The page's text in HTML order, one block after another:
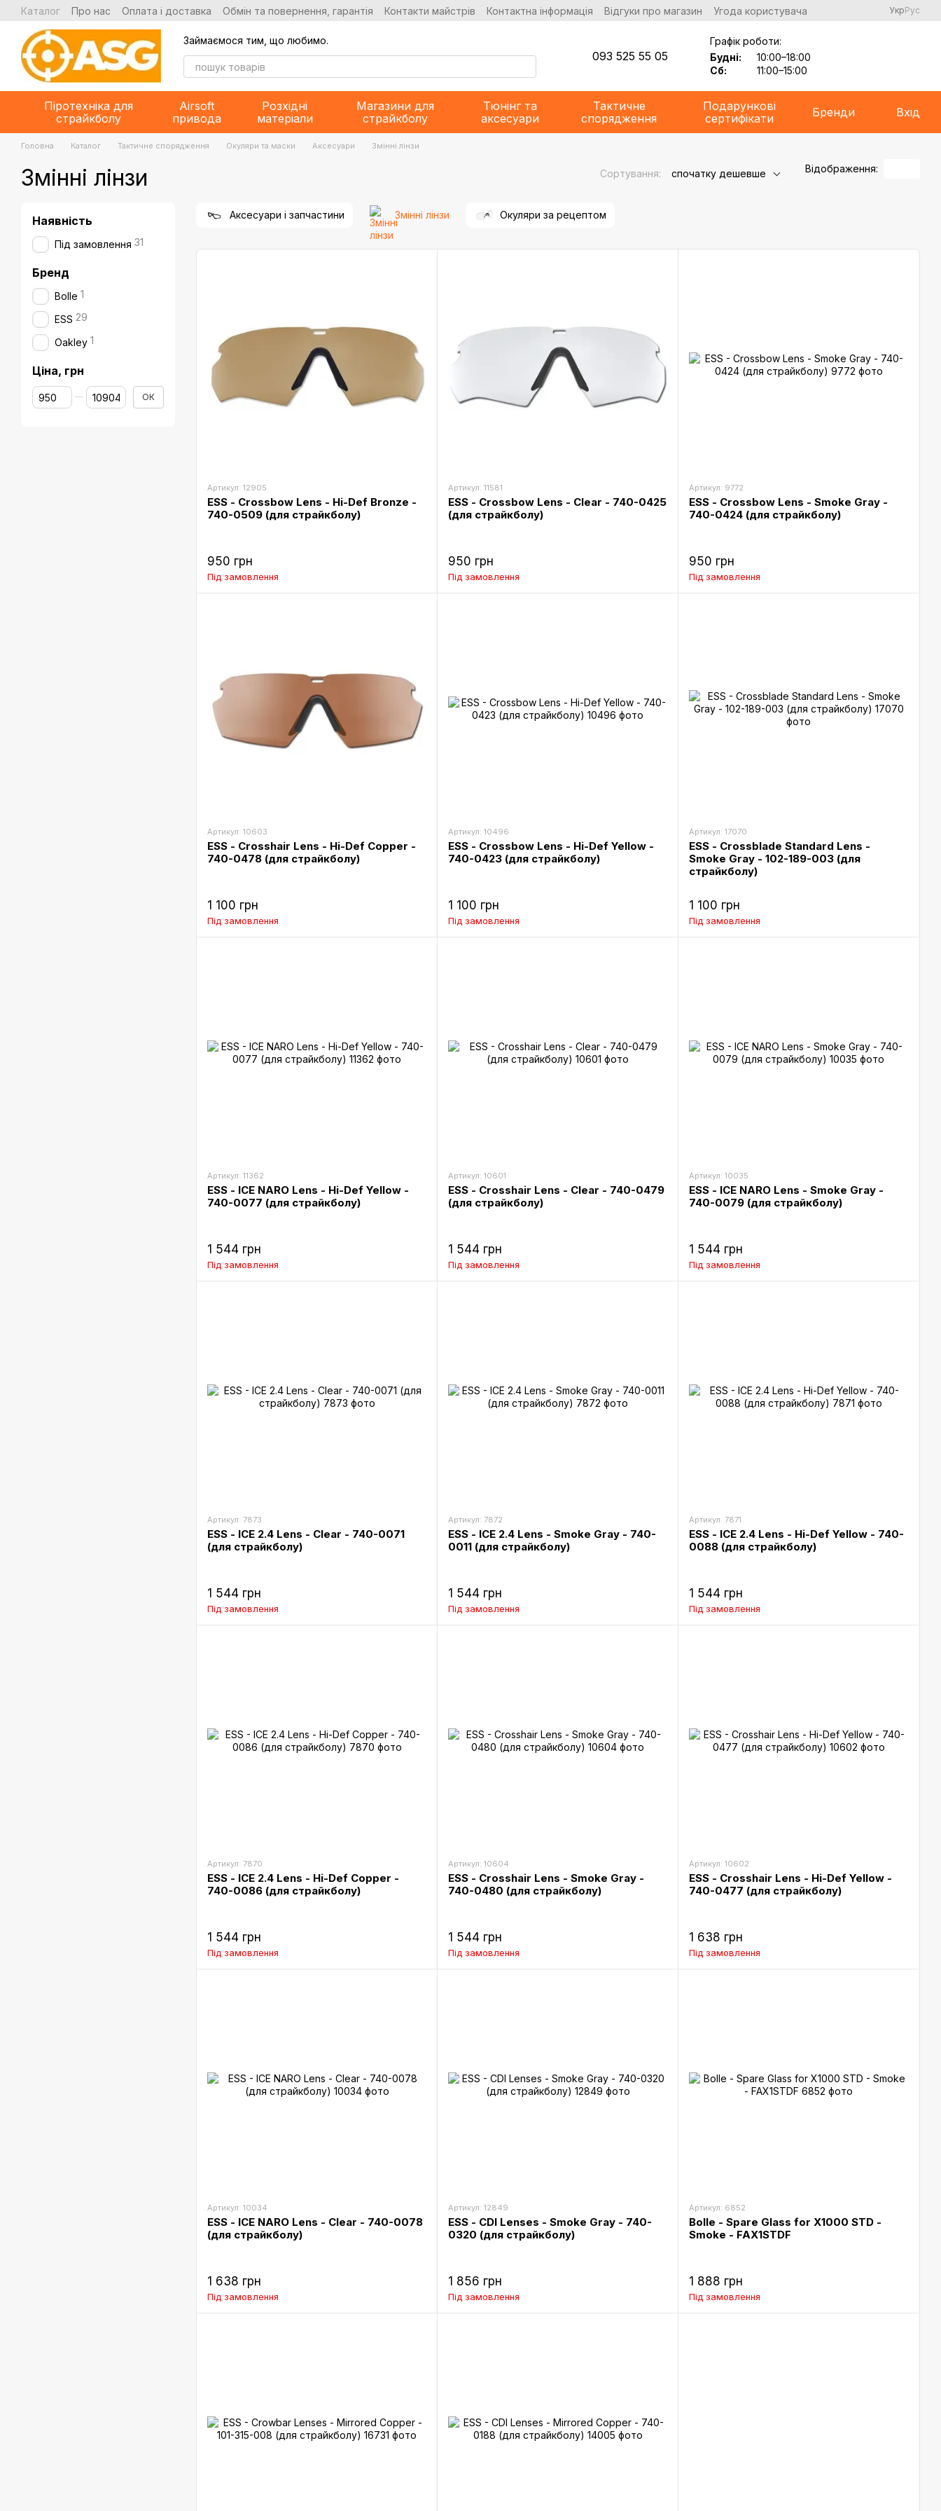
Перейти до основного контенту
Каталог Про нас Оплата і доставка Обмін та повернення, гарантія Контакти майстрів Контактна інформація Відгуки про магазин Угода користувача УкрРус
Займаємося тим, що любимо.
093 525 55 05
Графік роботи:
Будні:
10:00–18:00
Сб:
11:00–15:00
Піротехніка для
страйкболу
Airsoft
привода
Розхідні
матеріали
Магазини для
страйкболу
Тюнінг та
аксесуари
Тактичне
спорядження
Подарункові
сертифікати
Бренди Вхід
Головна Каталог Тактичне спорядження Окуляри та маски Аксесуари Змінні лінзи
Змінні лінзи Сортування: спочатку дешевше Відображення:
Аксесуари і запчастини Змінні лінзи Окуляри за рецептом
Артикул: 12905
ESS - Crossbow Lens - Hi-Def Bronze -
740-0509 (для страйкболу)
950 грн
Під замовлення
Артикул: 11581
ESS - Crossbow Lens - Clear - 740-0425
(для страйкболу)
950 грн
Під замовлення
Артикул: 9772
ESS - Crossbow Lens - Smoke Gray -
740-0424 (для страйкболу)
950 грн
Під замовлення
Артикул: 10603
ESS - Crosshair Lens - Hi-Def Copper -
740-0478 (для страйкболу)
1 100 грн
Під замовлення
Артикул: 10496
ESS - Crossbow Lens - Hi-Def Yellow -
740-0423 (для страйкболу)
1 100 грн
Під замовлення
Артикул: 17070
ESS - Crossblade Standard Lens -
Smoke Gray - 102-189-003 (для
страйкболу)
1 100 грн
Під замовлення
Артикул: 11362
ESS - ICE NARO Lens - Hi-Def Yellow -
740-0077 (для страйкболу)
1 544 грн
Під замовлення
Артикул: 10601
ESS - Crosshair Lens - Clear - 740-0479
(для страйкболу)
1 544 грн
Під замовлення
Артикул: 10035
ESS - ICE NARO Lens - Smoke Gray -
740-0079 (для страйкболу)
1 544 грн
Під замовлення
Артикул: 7873
ESS - ICE 2.4 Lens - Clear - 740-0071
(для страйкболу)
1 544 грн
Під замовлення
Артикул: 7872
ESS - ICE 2.4 Lens - Smoke Gray - 740-
0011 (для страйкболу)
1 544 грн
Під замовлення
Артикул: 7871
ESS - ICE 2.4 Lens - Hi-Def Yellow - 740-
0088 (для страйкболу)
1 544 грн
Під замовлення
Артикул: 7870
ESS - ICE 2.4 Lens - Hi-Def Copper -
740-0086 (для страйкболу)
1 544 грн
Під замовлення
Артикул: 10604
ESS - Crosshair Lens - Smoke Gray -
740-0480 (для страйкболу)
1 544 грн
Під замовлення
Артикул: 10602
ESS - Crosshair Lens - Hi-Def Yellow -
740-0477 (для страйкболу)
1 638 грн
Під замовлення
Артикул: 10034
ESS - ICE NARO Lens - Clear - 740-0078
(для страйкболу)
1 638 грн
Під замовлення
Артикул: 12849
ESS - CDI Lenses - Smoke Gray - 740-
0320 (для страйкболу)
1 856 грн
Під замовлення
Артикул: 6852
Bolle - Spare Glass for X1000 STD -
Smoke - FAX1STDF
1 888 грн
Під замовлення
Наявність
Під замовлення 31
Бренд
Bolle 1
ESS 29
Oakley 1
Ціна, грн
Від Ціна, грн
До Ціна, грн ОК